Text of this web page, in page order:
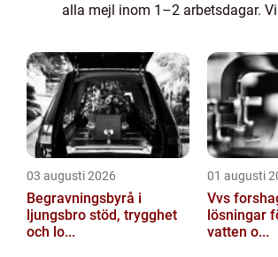
alla mejl inom 1–2 arbetsdagar. Vi
kommentarer till innehållet på vår
03 augusti 2026
Begravningsbyrå i
ljungsbro stöd, trygghet
och lo...
01 augusti
Vvs forshaga
lösningar
vatten o...